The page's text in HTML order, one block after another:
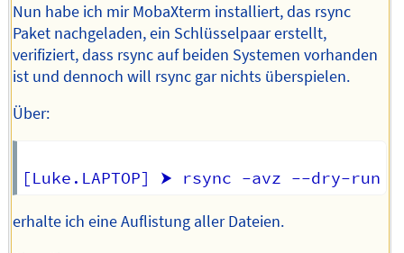
Nun habe ich mir MobaXterm installiert, das rsync
Paket nachgeladen, ein Schlüsselpaar erstellt,
verifiziert, dass rsync auf beiden Systemen vorhanden
ist und dennoch will rsync gar nichts überspielen.
Über:
erhalte ich eine Auflistung aller Dateien.